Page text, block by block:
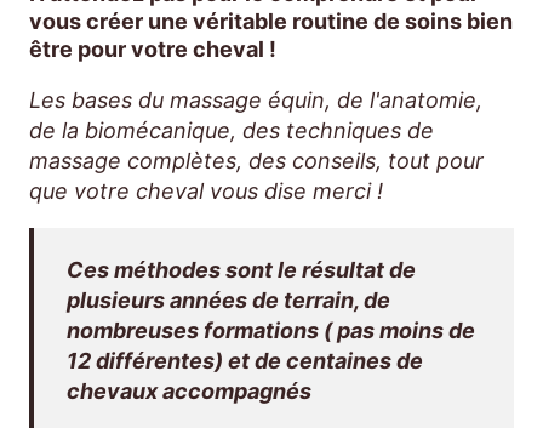
vous créer une véritable routine de soins bien
être pour votre cheval !
Les bases du massage équin, de l'anatomie,
de la biomécanique, des techniques de
massage complètes, des conseils, tout pour
que votre cheval vous dise merci !
Ces méthodes sont le résultat de
plusieurs années de terrain, de
nombreuses formations ( pas moins de
12 différentes) et de centaines de
chevaux accompagnés